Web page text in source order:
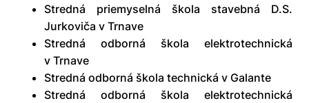
Stredná priemyselná škola stavebná D.S.
Jurkoviča v Trnave
Stredná odborná škola elektrotechnická
v Trnave
Stredná odborná škola technická v Galante
Stredná odborná škola elektrotechnická